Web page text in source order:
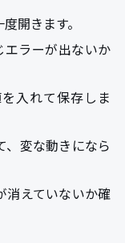
開きます。
ラーが出ないか
入れて保存しま
、変な動きになら
消えていないか確